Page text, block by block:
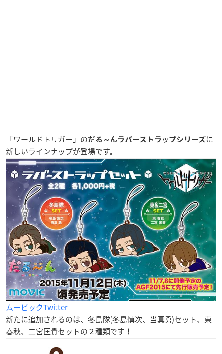
「ワールドトリガー」のだる～んラバーストラップシリーズに
新しいラインナップが登場です。
ムービックTwitter
新たに追加されるのは、冬島隊(冬島慎次、当真勇)セット、東
春秋、二宮匡貴セットの２種類です！